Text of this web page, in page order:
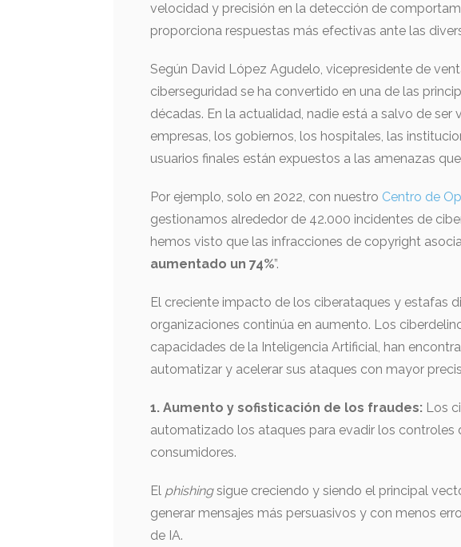
velocidad y precisión en la detección de
proporciona respuestas más efectivas ante las
Según David López Agudelo, vicepresidente de
ciberseguridad se ha convertido en una de las
décadas. En la actualidad, nadie está a salvo de ser
empresas, los gobiernos, los hospitales, las
usuarios finales están expuestos a las amenazas
Por ejemplo, solo en 2022, con nuestro Centro de
gestionamos alrededor de 42.000 incidentes de
hemos visto que las infracciones de copyright
aumentado un 74%”.
El creciente impacto de los ciberataques y estafas
organizaciones continúa en aumento. Los
capacidades de la Inteligencia Artificial, han
automatizar y acelerar sus ataques con mayor
1. Aumento y sofisticación de los fraudes: Los
automatizado los ataques para evadir los controles
consumidores.
El phishingsigue creciendo y siendo el principal
generar mensajes más persuasivos y con menos
de IA.